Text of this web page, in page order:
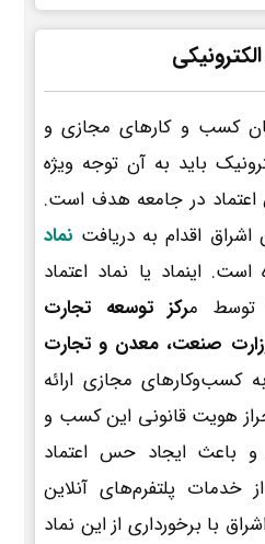
کسب و کارهای مجازی و
باید به آن توجه ویژه
اعتماد در جامعه هدف است.
اقدام به دریافت نماد
است. اینماد یا نماد اعتماد
رکز توسعه تجارت
وزارت صنعت، معدن و تجارت
به کسب‌وکارهای مجازی ارائه
هویت قانونی این کسب و
و باعث ایجاد حس اعتماد
خدمات پلتفرم‌های آنلاین
با برخورداری از این نماد